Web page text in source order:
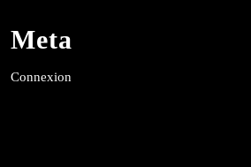
Meta
Connexion